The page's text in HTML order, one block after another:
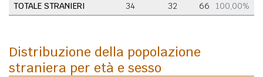
TOTALE STRANIERI
34 32 66 100,00%
Distribuzione della popolazione
straniera per età e sesso